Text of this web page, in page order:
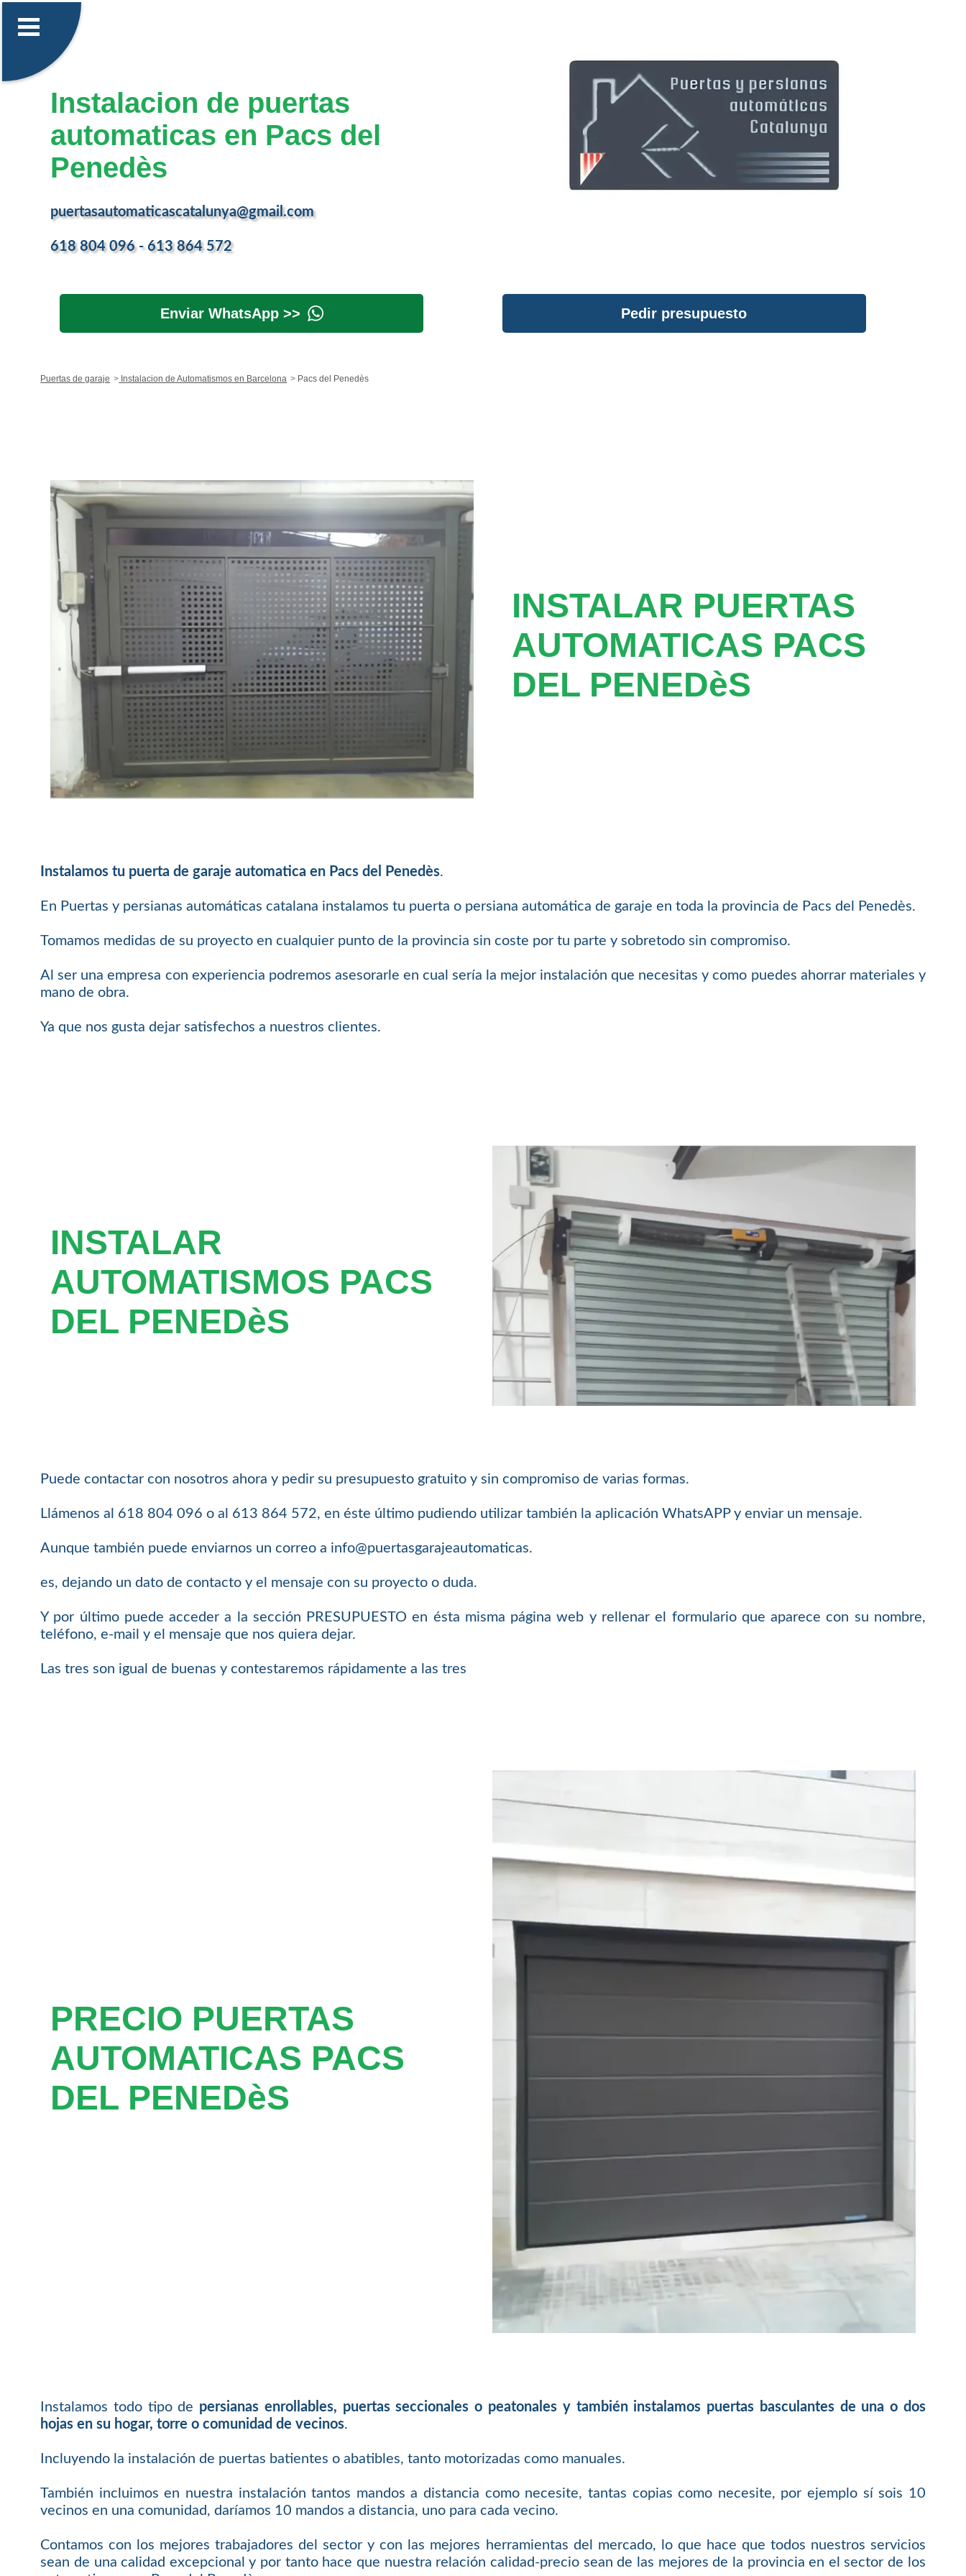
Instalacion de puertas
automaticas en Pacs del
Penedès
puertasautomaticascatalunya@gmail.com
618 804 096 - 613 864 572
Enviar WhatsApp >> Pedir presupuesto
Puertas de garaje Instalacion de Automatismos en Barcelona Pacs del Penedès
INSTALAR PUERTAS
AUTOMATICAS PACS
DEL PENEDèS
Instalamos tu puerta de garaje automatica en Pacs del Penedès.
En Puertas y persianas automáticas catalana instalamos tu puerta o persiana automática de garaje en toda la provincia de Pacs del Penedès.
Tomamos medidas de su proyecto en cualquier punto de la provincia sin coste por tu parte y sobretodo sin compromiso.
Al ser una empresa con experiencia podremos asesorarle en cual sería la mejor instalación que necesitas y como puedes ahorrar materiales y
mano de obra.
Ya que nos gusta dejar satisfechos a nuestros clientes.
INSTALAR
AUTOMATISMOS PACS
DEL PENEDèS
Puede contactar con nosotros ahora y pedir su presupuesto gratuito y sin compromiso de varias formas.
Llámenos al 618 804 096 o al 613 864 572, en éste último pudiendo utilizar también la aplicación WhatsAPP y enviar un mensaje.
Aunque también puede enviarnos un correo a info@puertasgarajeautomaticas.
es, dejando un dato de contacto y el mensaje con su proyecto o duda.
Y por último puede acceder a la sección PRESUPUESTO en ésta misma página web y rellenar el formulario que aparece con su nombre,
teléfono, e-mail y el mensaje que nos quiera dejar.
Las tres son igual de buenas y contestaremos rápidamente a las tres
PRECIO PUERTAS
AUTOMATICAS PACS
DEL PENEDèS
Instalamos todo tipo de persianas enrollables, puertas seccionales o peatonales y también instalamos puertas basculantes de una o dos
hojas en su hogar, torre o comunidad de vecinos.
Incluyendo la instalación de puertas batientes o abatibles, tanto motorizadas como manuales.
También incluimos en nuestra instalación tantos mandos a distancia como necesite, tantas copias como necesite, por ejemplo sí sois 10
vecinos en una comunidad, daríamos 10 mandos a distancia, uno para cada vecino.
Contamos con los mejores trabajadores del sector y con las mejores herramientas del mercado, lo que hace que todos nuestros servicios
sean de una calidad excepcional y por tanto hace que nuestra relación calidad-precio sean de las mejores de la provincia en el sector de los